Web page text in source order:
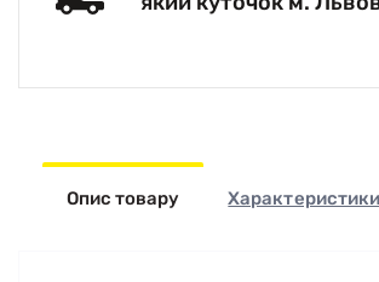
Опис товару Характеристики